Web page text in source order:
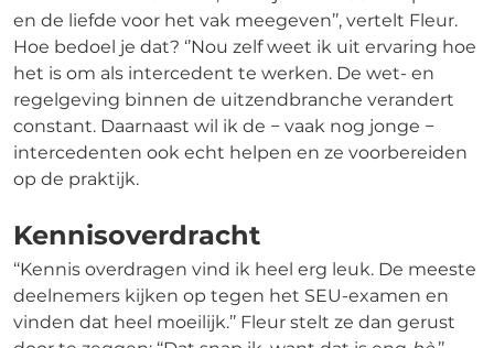
en de liefde voor het vak meegeven’’, vertelt Fleur.
Hoe bedoel je dat? ‘’Nou zelf weet ik uit ervaring hoe
het is om als intercedent te werken. De wet- en
regelgeving binnen de uitzendbranche verandert
constant. Daarnaast wil ik de − vaak nog jonge −
intercedenten ook echt helpen en ze voorbereiden
op de praktijk.
Kennisoverdracht
‘‘Kennis overdragen vind ik heel erg leuk. De meeste
deelnemers kijken op tegen het SEU-examen en
vinden dat heel moeilijk.’’ Fleur stelt ze dan gerust